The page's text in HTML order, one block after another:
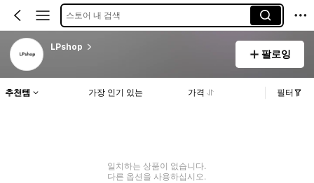
스토어 내 검색
LPshop
팔로잉
추천템 가장 인기 있는 가격 필터
일치하는 상품이 없습니다.
다른 옵션을 사용하십시오.